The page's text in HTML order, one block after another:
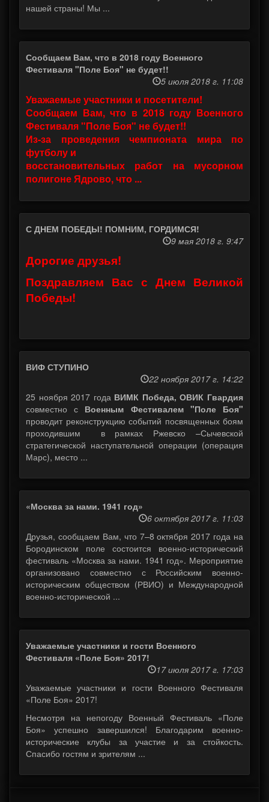
нашей страны! Мы ...
Сообщаем Вам, что в 2018 году Военного
Фестиваля "Поле Боя" не будет!!
5 июля 2018 г. 11:08
Уважаемые участники и посетители!
Сообщаем Вам, что в 2018 году Военного
Фестиваля "Поле Боя" не будет!!
Из-за проведения чемпионата мира по
футболу и
восстановительных работ на мусорном
полигоне Ядрово, что ...
С ДНЕМ ПОБЕДЫ! ПОМНИМ, ГОРДИМСЯ!
9 мая 2018 г. 9:47
Дорогие друзья!
Поздравляем Вас с Днем Великой
Победы!
ВИФ СТУПИНО
22 ноября 2017 г. 14:22
25 ноября 2017 года ВИМК Победа, ОВИК Гвардия
совместно с Военным Фестивалем "Поле Боя"
проводит реконструкцию событий посвященных боям
проходившим в рамках Ржевско –Сычевской
стратегической наступательной операции (операция
Марс), место ...
«Москва за нами. 1941 год»
6 октября 2017 г. 11:03
Друзья, сообщаем Вам, что 7–8 октября 2017 года на
Бородинском поле состоится военно-исторический
фестиваль «Москва за нами. 1941 год». Мероприятие
организовано совместно с Российским военно-
историческим обществом (РВИО) и Международной
военно-исторической ...
Уважаемые участники и гости Военного
Фестиваля «Поле Боя» 2017!
17 июля 2017 г. 17:03
Уважаемые участники и гости Военного Фестиваля
«Поле Боя» 2017!
Несмотря на непогоду Военный Фестиваль «Поле
Боя» успешно завершился! Благодарим военно-
исторические клубы за участие и за стойкость.
Спасибо гостям и зрителям ...